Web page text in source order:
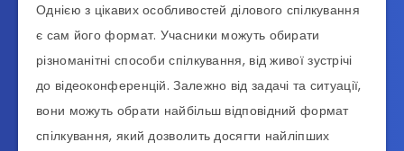
Однією з цікавих особливостей ділового спілкування
є сам його формат. Учасники можуть обирати
різноманітні способи спілкування, від живої зустрічі
до відеоконференцій. Залежно від задачі та ситуації,
вони можуть обрати найбільш відповідний формат
спілкування, який дозволить досягти найліпших